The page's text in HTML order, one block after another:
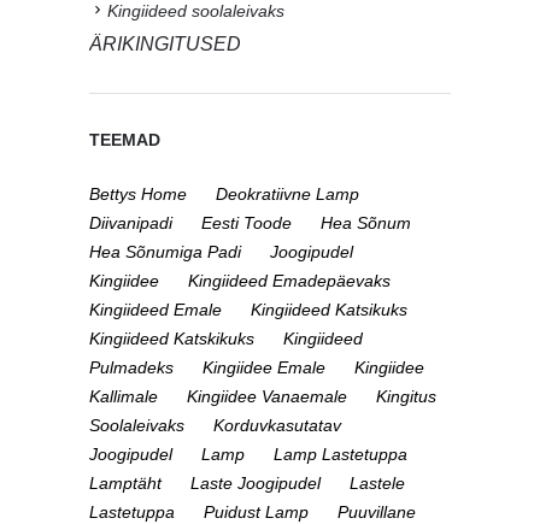
Kingiideed soolaleivaks
ÄRIKINGITUSED
TEEMAD
Bettys Home
Deokratiivne Lamp
Diivanipadi
Eesti Toode
Hea Sõnum
Hea Sõnumiga Padi
Joogipudel
Kingiidee
Kingiideed Emadepäevaks
Kingiideed Emale
Kingiideed Katsikuks
Kingiideed Katskikuks
Kingiideed
Pulmadeks
Kingiidee Emale
Kingiidee
Kallimale
Kingiidee Vanaemale
Kingitus
Soolaleivaks
Korduvkasutatav
Joogipudel
Lamp
Lamp Lastetuppa
Lamptäht
Laste Joogipudel
Lastele
Lastetuppa
Puidust Lamp
Puuvillane